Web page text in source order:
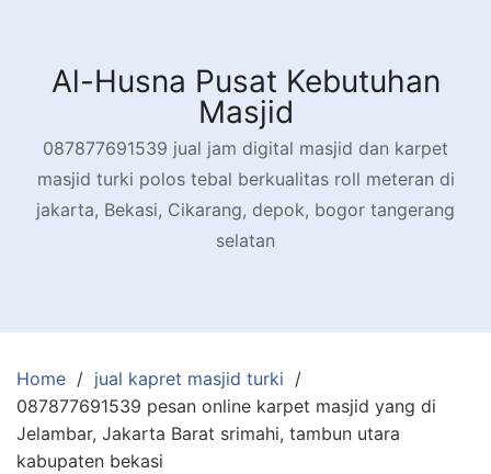
contentAl-Husna Pusat Kebutuhan
Masjid
087877691539 jual jam digital masjid dan karpet
masjid turki polos tebal berkualitas roll meteran di
jakarta, Bekasi, Cikarang, depok, bogor tangerang
selatan
Home
jual kapret masjid turki
087877691539 pesan online karpet masjid yang di
Jelambar, Jakarta Barat srimahi, tambun utara
kabupaten bekasi